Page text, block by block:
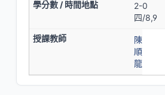
2-0
四/8,9
陳
順
龍